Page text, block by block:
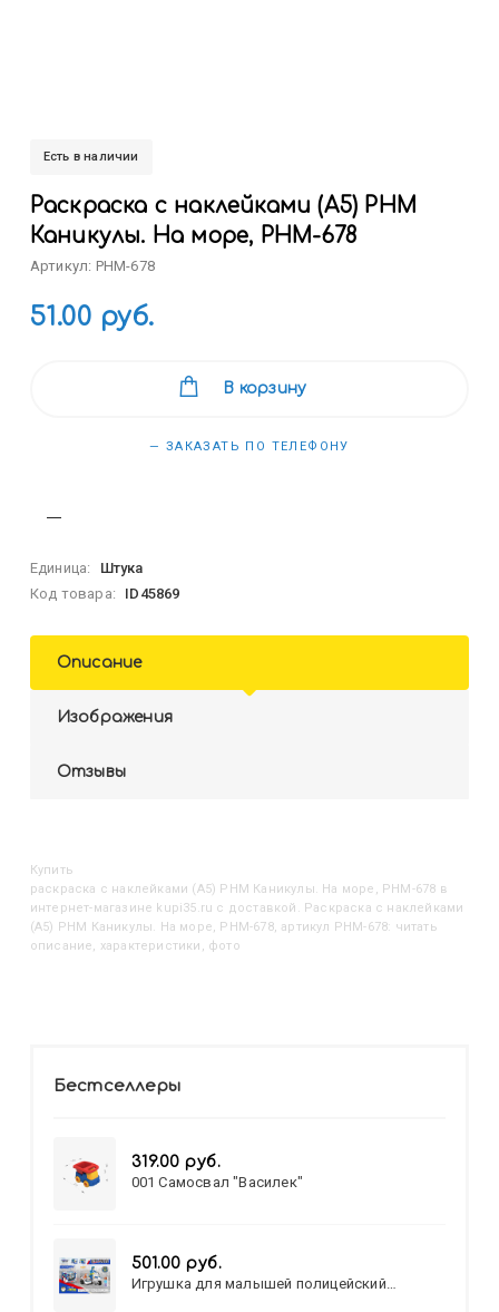
Есть в наличии
Раскраска с наклейками (А5) РНМ
Каникулы. На море, РНМ-678
Артикул: РНМ-678
51.00 руб.
В корзину
— ЗАКАЗАТЬ ПО ТЕЛЕФОНУ
Единица:
Штука
Код товара:
ID45869
Описание
Изображения
Отзывы
Купить
Раскраска с наклейками (А5) РНМ Каникулы. На море, РНМ-678 в
интернет-магазине kupi35.ru с доставкой. Раскраска с наклейками
(А5) РНМ Каникулы. На море, РНМ-678, артикул РНМ-678: читать
описание, характеристики, фото
Бестселлеры
319.00 руб.
001 Самосвал "Василек"
501.00 руб.
Игрушка для малышей полицейский